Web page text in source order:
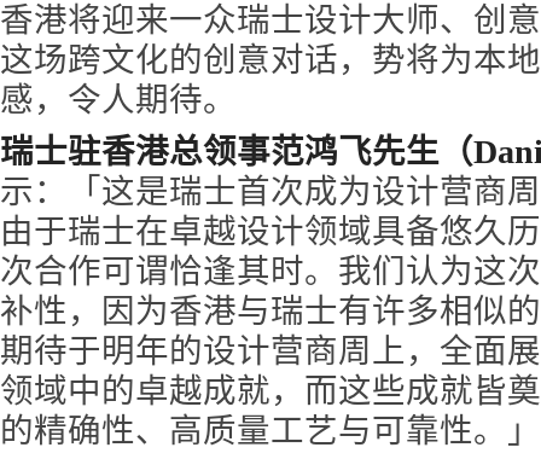
香港将迎来一众瑞士设计大师、创
这场跨文化的创意对话，势将为本
感，令人期待。
瑞士驻香港总领事范鸿飞先生（
示：「这是瑞士首次成为设计营商
由于瑞士在卓越设计领域具备悠久
次合作可谓恰逢其时。我们认为这
补性，因为香港与瑞士有许多相似
期待于明年的设计营商周上，全面
领域中的卓越成就，而这些成就皆
的精确性、高质量工艺与可靠性。」